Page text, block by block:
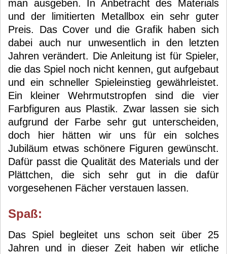
man ausgeben. In Anbetracht des Materials
und der limitierten Metallbox ein sehr guter
Preis. Das Cover und die Grafik haben sich
dabei auch nur unwesentlich in den letzten
Jahren verändert. Die Anleitung ist für Spieler,
die das Spiel noch nicht kennen, gut aufgebaut
und ein schneller Spieleinstieg gewährleistet.
Ein kleiner Wehrmutstropfen sind die vier
Farbfiguren aus Plastik. Zwar lassen sie sich
aufgrund der Farbe sehr gut unterscheiden,
doch hier hätten wir uns für ein solches
Jubiläum etwas schönere Figuren gewünscht.
Dafür passt die Qualität des Materials und der
Plättchen, die sich sehr gut in die dafür
vorgesehenen Fächer verstauen lassen.
Spaß:
Das Spiel begleitet uns schon seit über 25
Jahren und in dieser Zeit haben wir etliche